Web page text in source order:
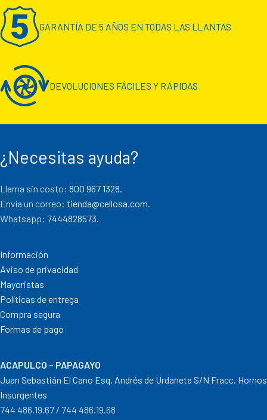
GARANTÍA DE 5 AÑOS EN TODAS LAS LLANTAS
DEVOLUCIONES FÁCILES Y RÁPIDAS
¿Necesitas ayuda?
Llama sin costo: 800 967 1328.
Envía un correo: tienda@cellosa.com
Whatsapp: 7444828573
Información
Aviso de privacidad
Mayoristas
Políticas de entrega
Compra segura
Formas de pago
ACAPULCO – PAPAGAYO
Juan Sebastián El Cano Esq. Andrés de Urdaneta S/N Fracc. Hornos
Insurgentes
744 486.19.67 / 744 486.19.68